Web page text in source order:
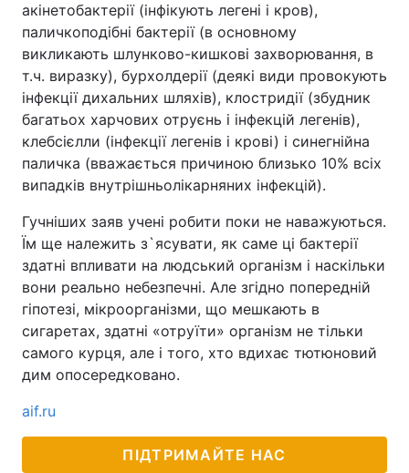
акінетобактерії (інфікують легені і кров),
паличкоподібні бактерії (в основному
викликають шлунково-кишкові захворювання, в
т.ч. виразку), бурхолдерії (деякі види провокують
інфекції дихальних шляхів), клостридії (збудник
багатьох харчових отруєнь і інфекцій легенів),
клебсієлли (інфекції легенів і крові) і синегнійна
паличка (вважається причиною близько 10% всіх
випадків внутрішньолікарняних інфекцій).
Гучніших заяв учені робити поки не наважуються.
Їм ще належить з`ясувати, як саме ці бактерії
здатні впливати на людський організм і наскільки
вони реально небезпечні. Але згідно попередній
гіпотезі, мікроорганізми, що мешкають в
сигаретах, здатні «отруїти» організм не тільки
самого курця, але і того, хто вдихає тютюновий
дим опосередковано.
aif.ru
ПІДТРИМАЙТЕ НАС